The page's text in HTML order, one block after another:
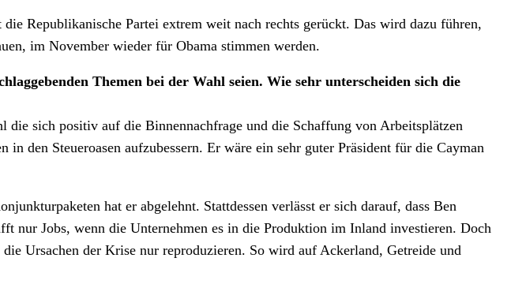
Republikanische Partei extrem weit nach rechts gerückt. Das wird dazu führen,
im November wieder für Obama stimmen werden.
Themen bei der Wahl seien. Wie sehr unterscheiden sich die
sich positiv auf die Binnennachfrage und die Schaffung von Arbeitsplätzen
den Steueroasen aufzubessern. Er wäre ein sehr guter Präsident für die Cayman
hat er abgelehnt. Stattdessen verlässt er sich darauf, dass Ben
nur Jobs, wenn die Unternehmen es in die Produktion im Inland investieren. Doch
Ursachen der Krise nur reproduzieren. So wird auf Ackerland, Getreide und